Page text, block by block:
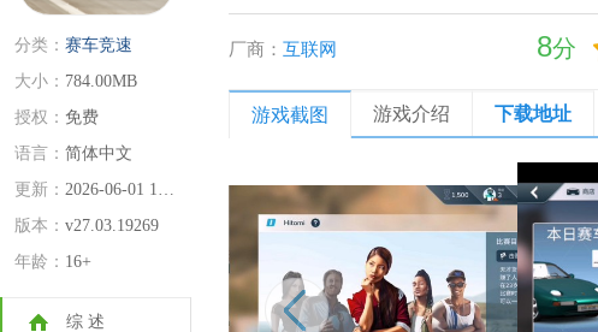
分类： 赛车竞速
大小： 784.00MB
授权： 免费
语言： 简体中文
更新：
2026-06-01 16:10:23
版本： v27.03.19269
年龄： 16+
综 述
厂商： 互联网 8分
游戏截图 游戏介绍 下载地址